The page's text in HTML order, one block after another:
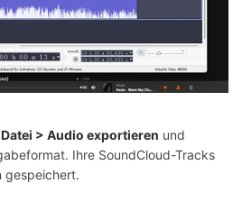
Datei > Audio exportieren und
Ihre SoundCloud-Tracks
gespeichert.